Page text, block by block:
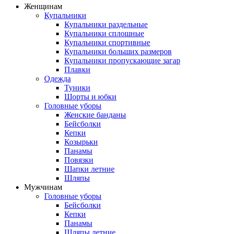
Женщинам
Купальники
Купальники раздельные
Купальники сплошные
Купальники спортивные
Купальники больших размеров
Купальники пропускающие загар
Плавки
Одежда
Туники
Шорты и юбки
Головные уборы
Женские банданы
Бейсболки
Кепки
Козырьки
Панамы
Повязки
Шапки летние
Шляпы
Мужчинам
Головные уборы
Бейсболки
Кепки
Панамы
Шляпы летние